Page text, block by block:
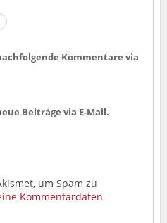
Kommentare via
Beiträge via E-Mail.
um Spam zu
Kommentardaten